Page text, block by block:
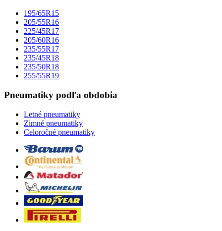
195/65R15
205/55R16
225/45R17
205/60R16
235/55R17
235/45R18
235/50R18
255/55R19
Pneumatiky podľa obdobia
Letné pneumatiky
Zimné pneumatiky
Celoročné pneumatiky